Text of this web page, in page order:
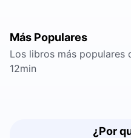
Más Populares
Los libros más populares
12min
¿Por